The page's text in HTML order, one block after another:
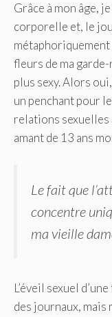
Grâce à mon âge,
corporelle et, le
fleurs de ma
plus sexy. Alors
un penchant pour
relations sexuelles
amant de 13 ans
Le fait que
concentre
ma vieille
L’éveil sexuel
des journaux,